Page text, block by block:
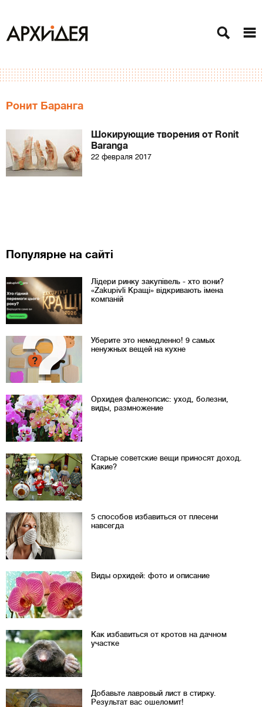
Ронит Баранга
Шокирующие творения от Ronit
Baranga
22 февраля 2017
Популярне на сайті
Лідери ринку закупівель - хто вони?
«Zakupivli Кращі» відкривають імена
компаній
Уберите это немедленно! 9 самых
ненужных вещей на кухне
Орхидея фаленопсис: уход, болезни,
виды, размножение
Старые советские вещи приносят доход.
Какие?
5 способов избавиться от плесени
навсегда
Виды орхидей: фото и описание
Как избавиться от кротов на дачном
участке
Добавьте лавровый лист в стирку.
Результат вас ошеломит!